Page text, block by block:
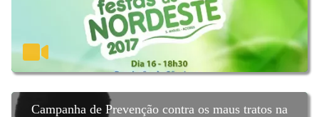
Campanha de Prevenção contra os maus tratos na